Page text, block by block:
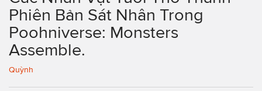
Phiên Bản Sát Nhân Trong
Poohniverse: Monsters
Assemble.
Quỳnh